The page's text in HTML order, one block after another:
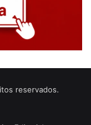
reservados.